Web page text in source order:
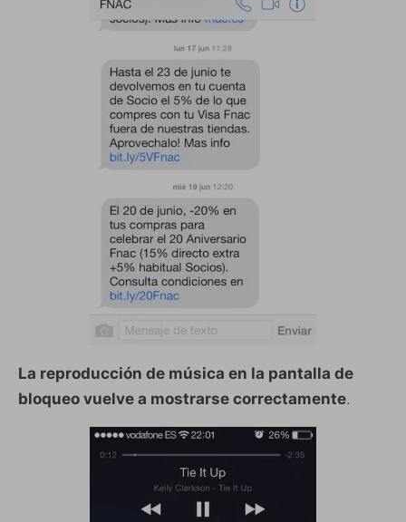
La reproducción de música en la pantalla de
bloqueo vuelve a mostrarse correctamente.